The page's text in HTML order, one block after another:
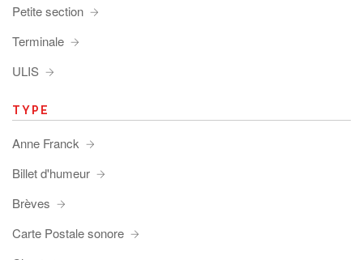
Petite section
Terminale
ULIS
TYPE
Anne Franck
Billet d'humeur
Brèves
Carte Postale sonore